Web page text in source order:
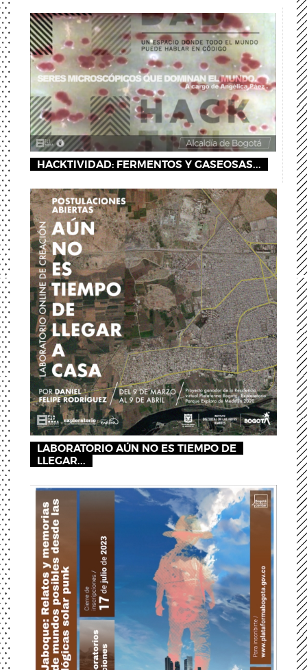
HACKTIVIDAD: FERMENTOS Y GASEOSAS...
LABORATORIO AÚN NO ES TIEMPO DE
LLEGAR...